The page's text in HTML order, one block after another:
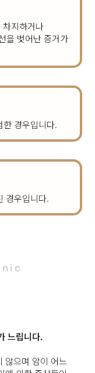
지하거나
을 벗어난 증거가
경우입니다.
경우입니다.
느립니다.
않으며 암이 어느